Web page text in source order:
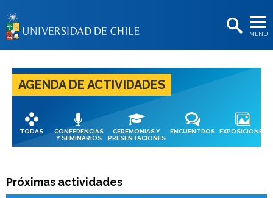
MENÚ
BIBLIOTECAS
Postulantes
Estudiantes
Académicas/os
Egresadas/os
AGENDA DE ACTIVIDADES
TODAS
CONFERENCIAS
Y SEMINARIOS
CEREMONIAS Y
PRESENTACIONES
ENCUENTROS EXPOSICIONES
Próximas actividades